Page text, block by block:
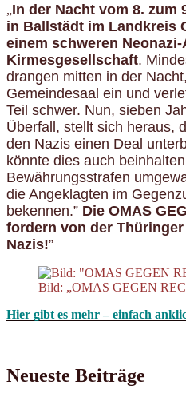
„In der Nacht vom 8. zum
in Ballstädt im Landkreis
einem schweren
Kirmesgesellschaft.
drangen mitten in der
Gemeindesaal ein und
Teil schwer. Nun, sieben
Überfall, stellt sich heraus,
den Nazis einen Deal
könnte dies auch
Bewährungsstrafen
die Angeklagten im
bekennen.” Die OMAS
fordern von der
Nazis!”
Bild: „OMAS GEGEN
Hier gibt es mehr – einfach
Neueste Beiträge